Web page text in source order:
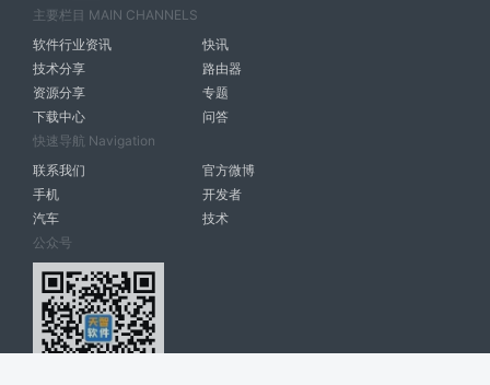
主要栏目 MAIN CHANNELS
软件行业资讯
快讯
技术分享
路由器
资源分享
专题
下载中心
问答
快速导航 Navigation
联系我们
官方微博
手机
开发者
汽车
技术
公众号